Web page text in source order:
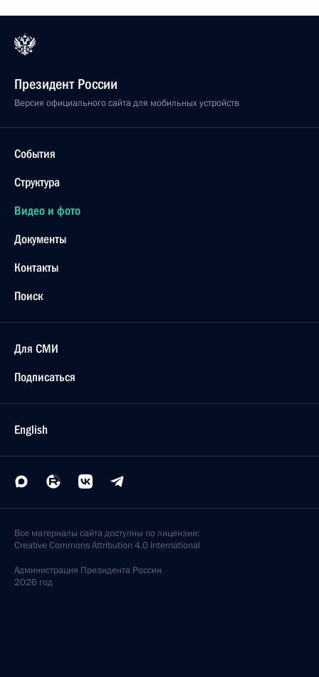
Президент России
Версия официального сайта для мобильных устройств
События
Структура
Видео и фото
Документы
Контакты
Поиск
Для СМИ
Подписаться
English
Все материалы сайта доступны по лицензии:
Creative Commons Attribution 4.0 International
Администрация Президента России
2026 год